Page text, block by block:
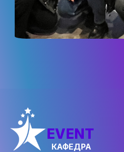
ПРАВИЛА ПРИЙОМУ
EVENT
КАФЕДРА